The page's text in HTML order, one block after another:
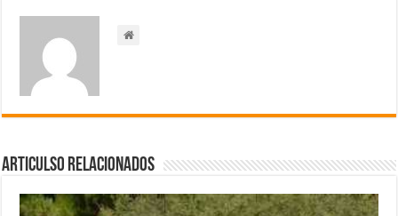
Articulso Relacionados